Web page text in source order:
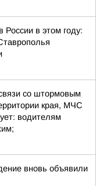
России в этом году:
со штормовым
края, МЧС
водителям
вновь объявили